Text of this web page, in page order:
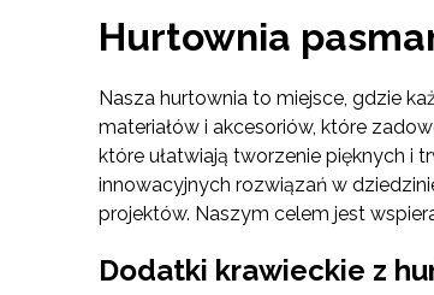
Hurtownia
Nasza hurtownia to miejsce, gdzie
materiałów i akcesoriów, które
które ułatwiają tworzenie pięknych i
innowacyjnych rozwiązań w
projektów. Naszym celem jest
Dodatki krawieckie z